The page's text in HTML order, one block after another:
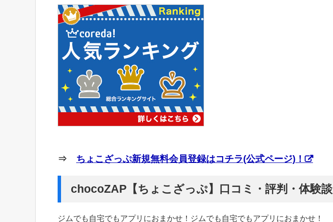
⇒ ちょこざっぷ新規無料会員登録はコチラ(公式ページ)！
chocoZAP【ちょこざっぷ】口コミ・評判・体験談
ジムでも自宅でもアプリにおまかせ！ジムでも自宅でもアプリにおまかせ！